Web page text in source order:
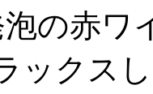
の赤ワ
ックス